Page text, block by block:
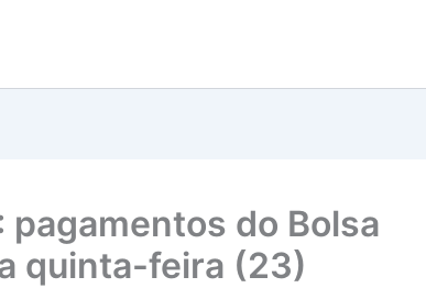
pagamentos do Bolsa
quinta-feira (23)